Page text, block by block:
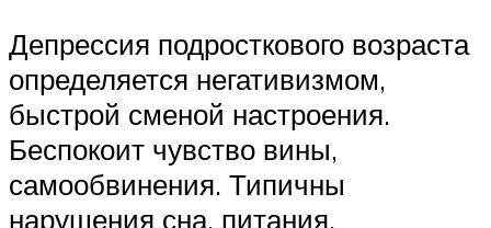
Депрессия подросткового возраста
определяется негативизмом,
быстрой сменой настроения.
Беспокоит чувство вины,
самообвинения. Типичны
нарушения сна, питания.